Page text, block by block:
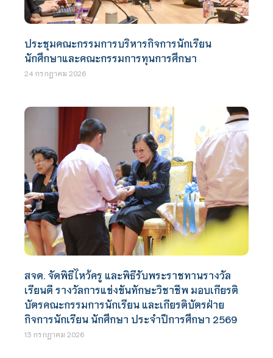
ประชุมคณะกรรมการบริหารกิจการนักเรียน
นักศึกษาและคณะกรรมการทุนการศึกษา
24 กรกฎาคม 2026
สจด. จัดพิธีไหว้ครู และพิธีรับพระราชทานรางวัล
เรียนดี รางวัลการแข่งขันทักษะวิชาชีพ มอบเกียรติ
บัตรคณะกรรมการนักเรียน และเกียรติบัตรฝ่าย
กิจการนักเรียน นักศึกษา ประจำปีการศึกษา 2569
13 กรกฎาคม 2026